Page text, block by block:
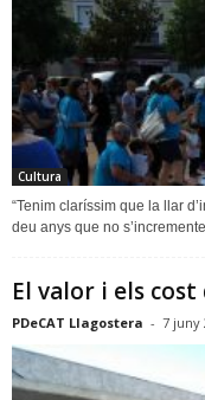
Cultura
“Tenim claríssim que la llar
deu anys que no
El valor i els cost
PDeCAT Llagostera - 7 juny